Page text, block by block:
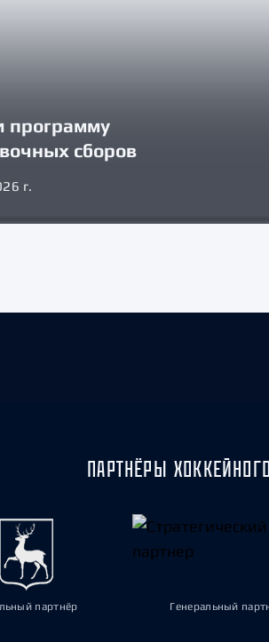
программу
сборов
г.
ПАРТНЁРЫ
партнёр Генеральный